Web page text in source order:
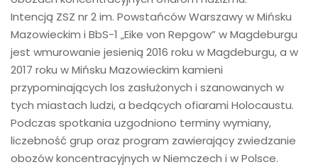
Intencją ZSZ nr 2 im. Powstańców Warszawy w Mińsku
Mazowieckim i BbS-1 „Eike von Repgow” w Magdeburgu
jest wmurowanie jesienią 2016 roku w Magdeburgu, a w
2017 roku w Mińsku Mazowieckim kamieni
przypominających los zasłużonych i szanowanych w
tych miastach ludzi, a bedących ofiarami Holocaustu.
Podczas spotkania uzgodniono terminy wymiany,
liczebność grup oraz program zawierający zwiedzanie
obozów koncentracyjnych w Niemczech i w Polsce.